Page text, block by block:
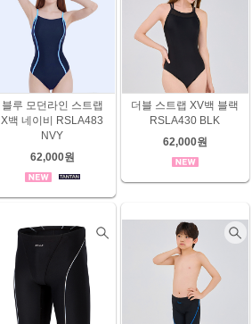
블루 모던라인 스트랩
X백 네이비 RSLA483
NVY
62,000원
더블 스트랩 XV백 블랙
RSLA430 BLK
62,000원